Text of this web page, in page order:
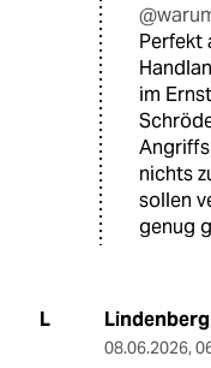
Perfekt
im
nichts
sollen
genug
L Lindenberg
08.06.2026,